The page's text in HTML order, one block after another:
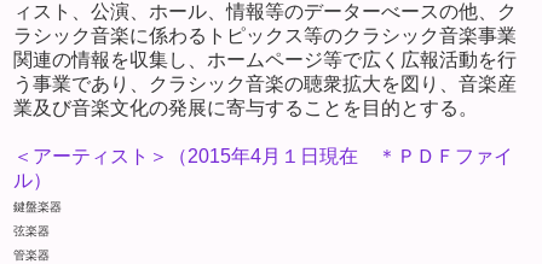
ィスト、公演、ホール、情報等のデーターべースの他、ク
ラシック音楽に係わるトピックス等のクラシック音楽事業
関連の情報を収集し、ホームページ等で広く広報活動を行
う事業であり、クラシック音楽の聴衆拡大を図り、音楽産
業及び音楽文化の発展に寄与することを目的とする。
＜アーティスト＞（2015年4月１日現在 ＊ＰＤＦファイ
ル）
鍵盤楽器
弦楽器
管楽器